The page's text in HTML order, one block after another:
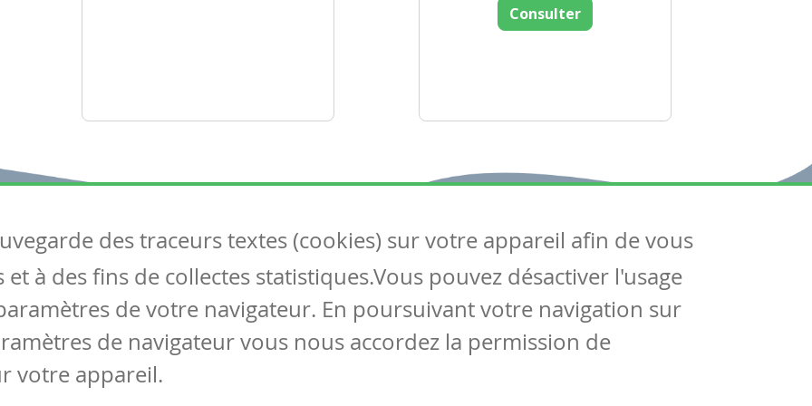
Consulter
Articles
Tous les articles
Articles DYS
Circulaires
Suivez-nous
Contactez-nous
Soutien scolaire
des traceurs textes (cookies) sur votre appareil afin de vous
à des fins de collectes statistiques.Vous pouvez désactiver l'usage
de votre navigateur. En poursuivant votre navigation sur
de navigateur vous nous accordez la permission de
votre appareil.